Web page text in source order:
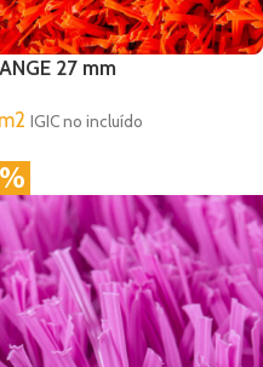
27 mm
IGIC no incluído